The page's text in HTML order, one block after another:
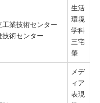
工業技術センター
技術センター
生活
環境
学科
三宅
肇
メデ
ィア
表現